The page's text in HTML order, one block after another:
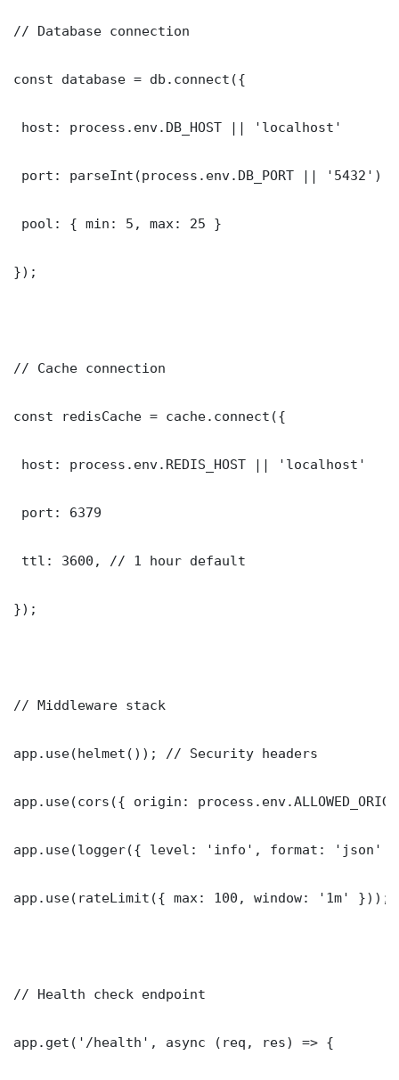
// Database connection
const database = db.connect({
host: process.env.DB_HOST || 'localhost'
port: parseInt(process.env.DB_PORT || '5432')
pool: { min: 5, max: 25 }
});
// Cache connection
const redisCache = cache.connect({
host: process.env.REDIS_HOST || 'localhost'
port: 6379
ttl: 3600, // 1 hour default
});
// Middleware stack
app.use(helmet()); // Security headers
app.use(cors({ origin:
app.use(logger({ level: 'info', format: 'json'
app.use(rateLimit({ max: 100, window: '1m' }));
// Health check endpoint
app.get('/health', async (req, res) => {